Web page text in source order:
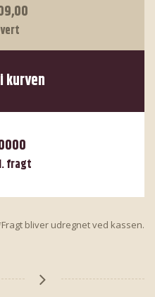
kurven
fragt
bliver udregnet ved kassen.